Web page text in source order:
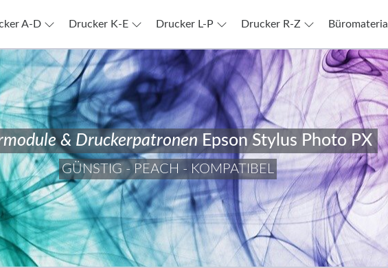
A-D Drucker K-E Drucker L-P Drucker R-Z Büromaterial
& Druckerpatronen Epson Stylus Photo PX
GÜNSTIG - PEACH - KOMPATIBEL